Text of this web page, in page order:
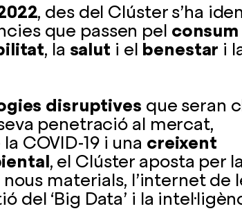
, des del Clúster s’ha
que passen pel consum
, la salut i el benestar i
disruptives que seran
penetració al mercat,
COVID-19 i una creixent
, el Clúster aposta per la
materials, l’internet de
del ‘Big Data’ i la